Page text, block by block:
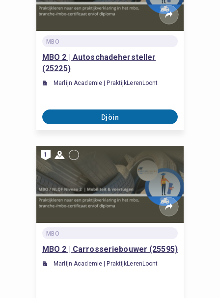
MBO
MBO 2 | Autoschadehersteller
(25225)
Marlijn Academie | PraktijkLerenLoont
Djòin
1
MBO
MBO 2 | Carrosseriebouwer (25595)
Marlijn Academie | PraktijkLerenLoont